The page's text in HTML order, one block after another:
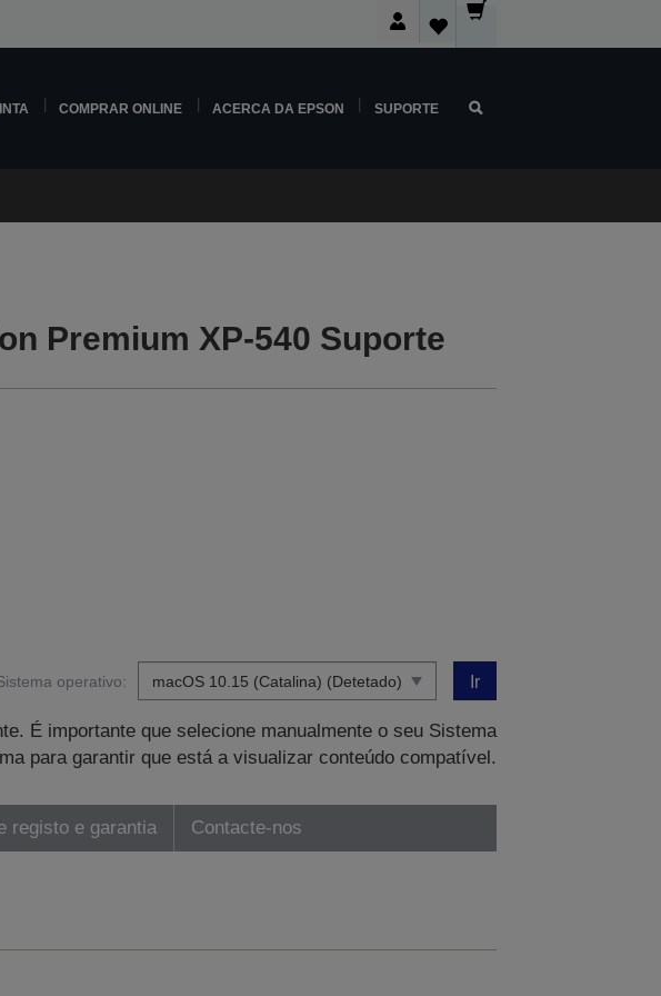
COMPRAR ONLINE ACERCA DA EPSON SUPORTE
Premium XP-540 Suporte
operativo: Ir
É importante que selecione manualmente o seu Sistema
para garantir que está a visualizar conteúdo compatível.
registo e garantia Contacte-nos